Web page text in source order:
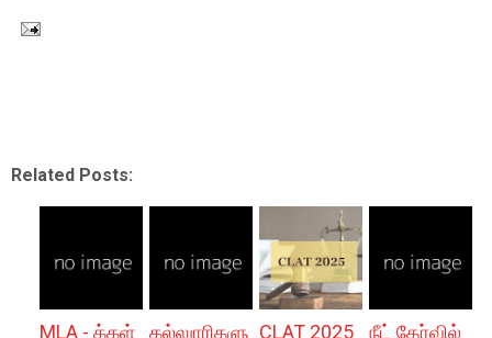
Related Posts:
MLA - க்கள்
கல்லுாரிகளு CLAT 2025
நீட் தேர்வில்